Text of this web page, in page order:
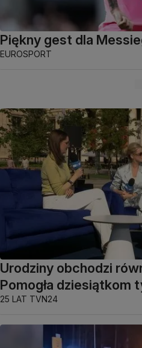
Piękny gest dla
EUROSPORT
Urodziny obchodzi
Pomogła dziesiątkom
25 LAT TVN24